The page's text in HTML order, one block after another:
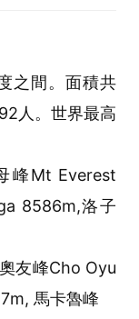
之間。面積共
人。世界最高
峰Mt Everest
8586m,洛子
友峰Cho Oyu
馬卡魯峰